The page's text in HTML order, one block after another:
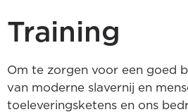
Training
Om te zorgen voor een goed
van moderne slavernij en
toeleveringsketens en ons